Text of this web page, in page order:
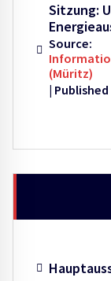
Sitzung:
Source:
(Müritz)
Published